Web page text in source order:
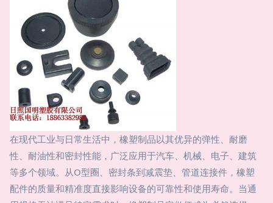
在现代工业与日常生活中，橡塑制品以其优异的弹性、耐磨
性、耐油性和密封性能，广泛应用于汽车、机械、电子、建筑
等多个领域。从O型圈、密封条到减震垫、管道连接件，橡塑
配件的质量和精准度直接影响设备的可靠性和使用寿命。当通